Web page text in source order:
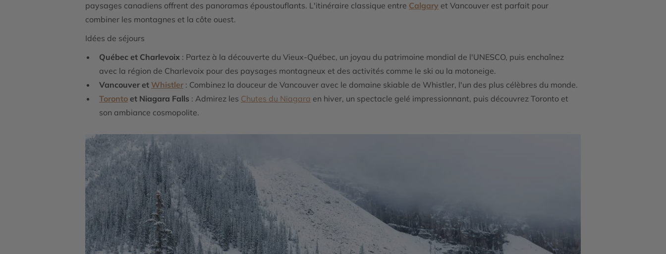
paysages canadiens offrent des panoramas époustouflants. L'itinéraire classique entre Calgary et Vancouver est parfait pour
combiner les montagnes et la côte ouest.
Idées de séjours
Québec et Charlevoix : Partez à la découverte du Vieux-Québec, un joyau du patrimoine mondial de l'UNESCO, puis enchaînez
avec la région de Charlevoix pour des paysages montagneux et des activités comme le ski ou la motoneige.
Vancouver et Whistler : Combinez la douceur de Vancouver avec le domaine skiable de Whistler, l'un des plus célèbres du monde.
Toronto et Niagara Falls : Admirez les Chutes du Niagara en hiver, un spectacle gelé impressionnant, puis découvrez Toronto et
son ambiance cosmopolite.